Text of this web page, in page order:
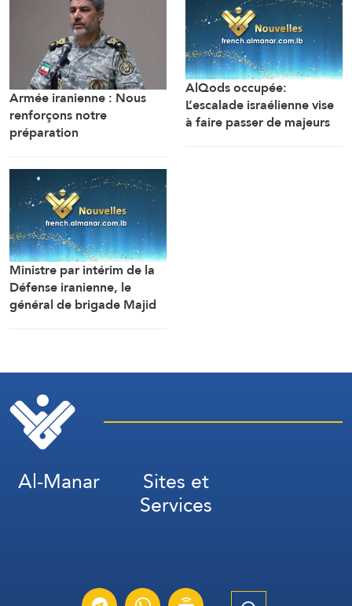
Armée iranienne : Nous
renforçons notre
préparation
américaines dans la région
visent l’Iran
AlQods occupée:
L’escalade israélienne vise
à faire passer de majeurs
Ministre par intérim de la
Défense iranienne, le
général de brigade Majid
clairement jour après jour.
Al-Manar Sites et
Services